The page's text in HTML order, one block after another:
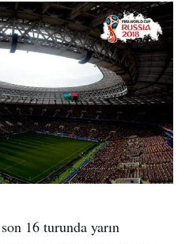
16 turunda yarın